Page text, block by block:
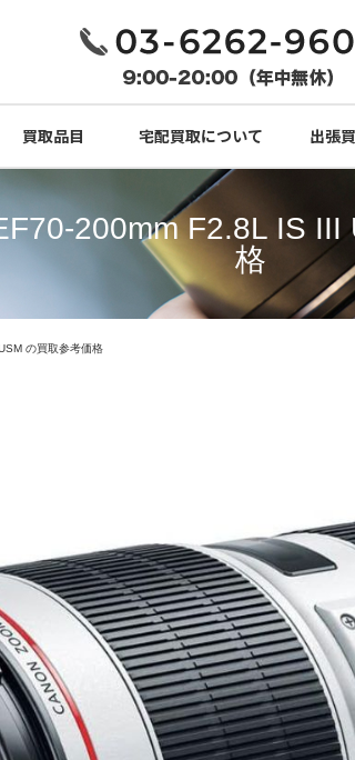
買取品目 宅配買取について 出張
200mm F2.8L IS III
格
の買取参考価格